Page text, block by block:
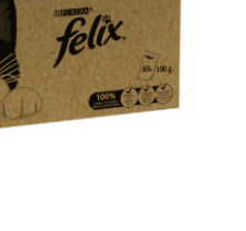
— Krmivo pro každou životní
za studena a přírodní